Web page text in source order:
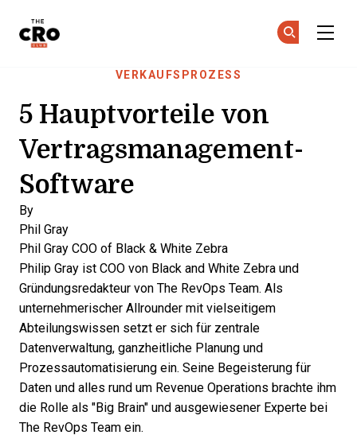
VERKAUFSPROZESS
5 Hauptvorteile von
Vertragsmanagement-
Software
By
Phil Gray
Phil Gray COO of Black & White Zebra
Philip Gray ist COO von Black and White Zebra und
Gründungsredakteur von The RevOps Team. Als
unternehmerischer Allrounder mit vielseitigem
Abteilungswissen setzt er sich für zentrale
Datenverwaltung, ganzheitliche Planung und
Prozessautomatisierung ein. Seine Begeisterung für
Daten und alles rund um Revenue Operations brachte ihm
die Rolle als "Big Brain" und ausgewiesener Experte bei
The RevOps Team ein.